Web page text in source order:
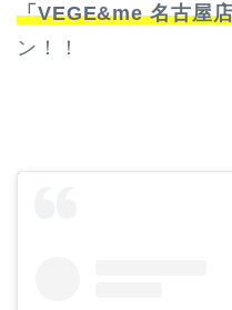
「VEGE&me 名古屋
ン！！